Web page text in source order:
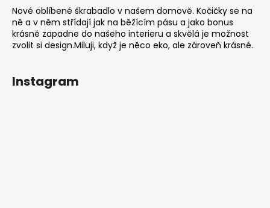
Nové oblíbené škrabadlo v našem domově. Kočičky se na
ně a v něm střídají jak na běžícím pásu a jako bonus
krásně zapadne do našeho interieru a skvělá je možnost
zvolit si design.Miluji, když je něco eko, ale zároveň krásné.
Instagram